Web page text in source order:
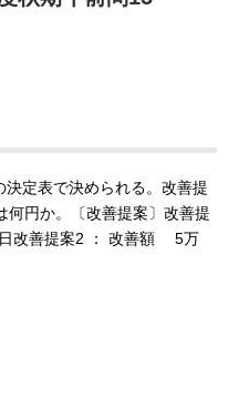
定表で決められる。改善提
何円か。〔改善提案〕改善提
改善提案2 ： 改善額 5万